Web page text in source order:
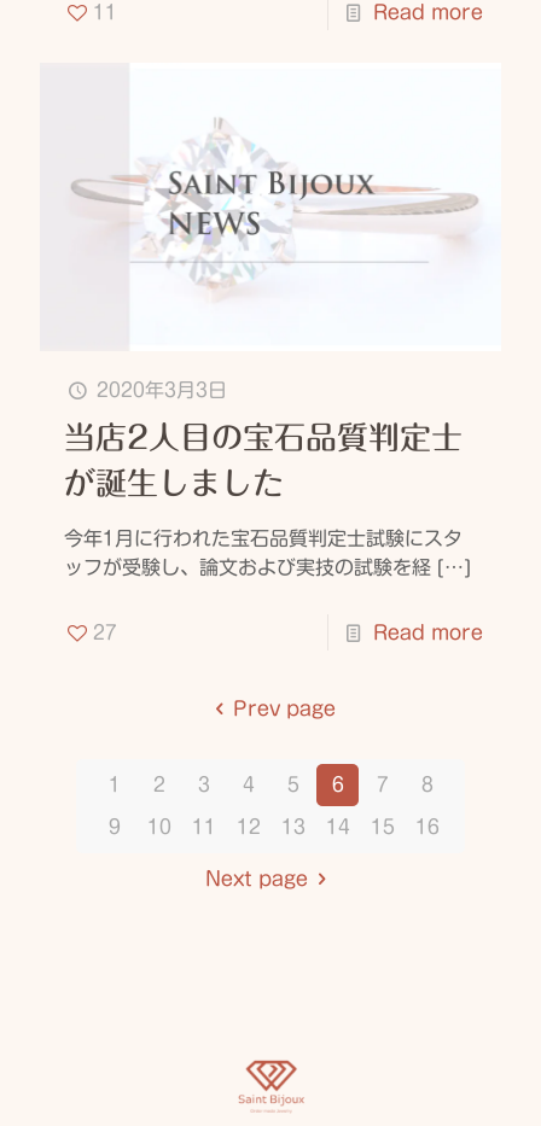
11 Read more
2020年3月3日
当店2人目の宝石品質判定士
が誕生しました
今年1月に行われた宝石品質判定士試験にスタ
ッフが受験し、論文および実技の試験を経 […]
27 Read more
Prev page
1 2 3 4 5 6 7 8
9 10 11 12 13 14 15 16
Next page